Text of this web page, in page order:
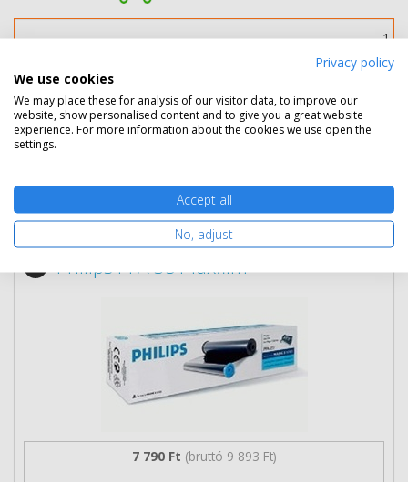
Nem rendelhető
Eredeti kellékek 1 termék
Philips PFA 351 faxfilm
7 790 Ft (bruttó 9 893 Ft)
Privacy policy
We use cookies
We may place these for analysis of our visitor data, to improve our
website, show personalised content and to give you a great website
experience. For more information about the cookies we use open the
settings.
Accept all
No, adjust